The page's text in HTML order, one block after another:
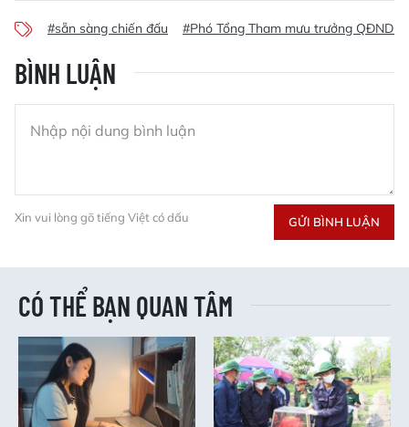
#sẵn sàng chiến đấu #Phó Tổng Tham mưu trưởng QĐND
BÌNH LUẬN
Xin vui lòng gõ tiếng Việt có dấu GỬI BÌNH LUẬN
CÓ THỂ BẠN QUAN TÂM